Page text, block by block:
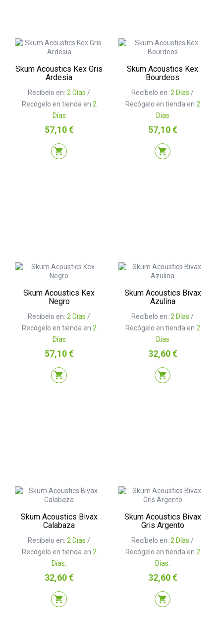
Skum Acoustics Kex Gris
Ardesia
Recíbelo en: 2 Días /
Recógelo en tienda en 2
Días
Precio
57,10 €
shopping_cart
Skum Acoustics Kex
Bourdeos
Recíbelo en: 2 Días /
Recógelo en tienda en 2
Días
Precio
57,10 €
shopping_cart
Skum Acoustics Kex
Negro
Recíbelo en: 2 Días /
Recógelo en tienda en 2
Días
Precio
57,10 €
shopping_cart
Skum Acoustics Bivax
Azulina
Recíbelo en: 2 Días /
Recógelo en tienda en 2
Días
Precio
32,60 €
shopping_cart
Skum Acoustics Bivax
Calabaza
Recíbelo en: 2 Días /
Recógelo en tienda en 2
Días.
Precio
32,60 €
shopping_cart
Skum Acoustics Bivax
Gris Argento
Recíbelo en: 2 Días /
Recógelo en tienda en 2
Días.
Precio
32,60 €
shopping_cart